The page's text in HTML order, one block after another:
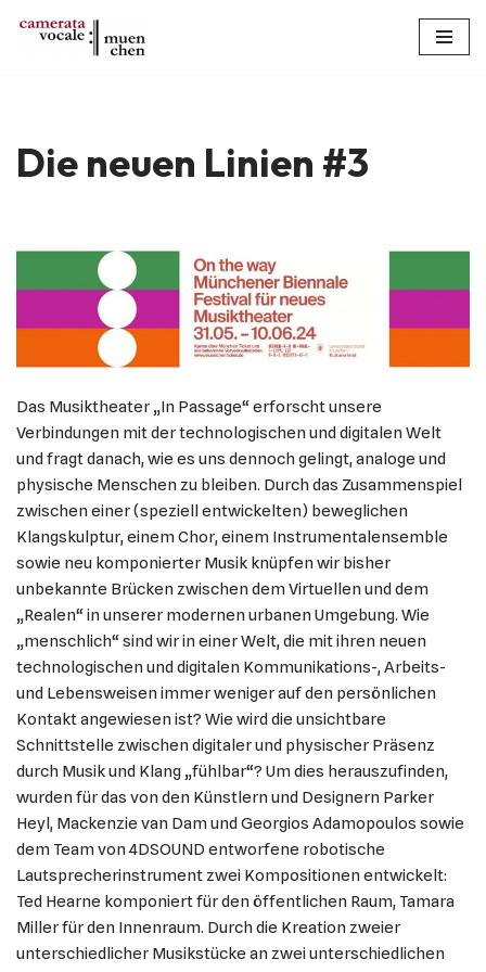
Die neuen Linien #3
Das Musiktheater „In Passage“ erforscht unsere
Verbindungen mit der technologischen und digitalen Welt
und fragt danach, wie es uns dennoch gelingt, analoge und
physische Menschen zu bleiben. Durch das Zusammenspiel
zwischen einer (speziell entwickelten) beweglichen
Klangskulptur, einem Chor, einem Instrumentalensemble
sowie neu komponierter Musik knüpfen wir bisher
unbekannte Brücken zwischen dem Virtuellen und dem
„Realen“ in unserer modernen urbanen Umgebung. Wie
„menschlich“ sind wir in einer Welt, die mit ihren neuen
technologischen und digitalen Kommunikations-, Arbeits-
und Lebensweisen immer weniger auf den persönlichen
Kontakt angewiesen ist? Wie wird die unsichtbare
Schnittstelle zwischen digitaler und physischer Präsenz
durch Musik und Klang „fühlbar“? Um dies herauszufinden,
wurden für das von den Künstlern und Designern Parker
Heyl, Mackenzie van Dam und Georgios Adamopoulos sowie
dem Team von 4DSOUND entworfene robotische
Lautsprecherinstrument zwei Kompositionen entwickelt:
Ted Hearne komponiert für den öffentlichen Raum, Tamara
Miller für den Innenraum. Durch die Kreation zweier
unterschiedlicher Musikstücke an zwei unterschiedlichen